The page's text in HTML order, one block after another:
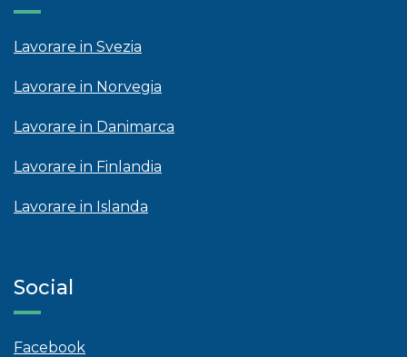
Lavorare in Svezia
Lavorare in Norvegia
Lavorare in Danimarca
Lavorare in Finlandia
Lavorare in Islanda
Social
Facebook